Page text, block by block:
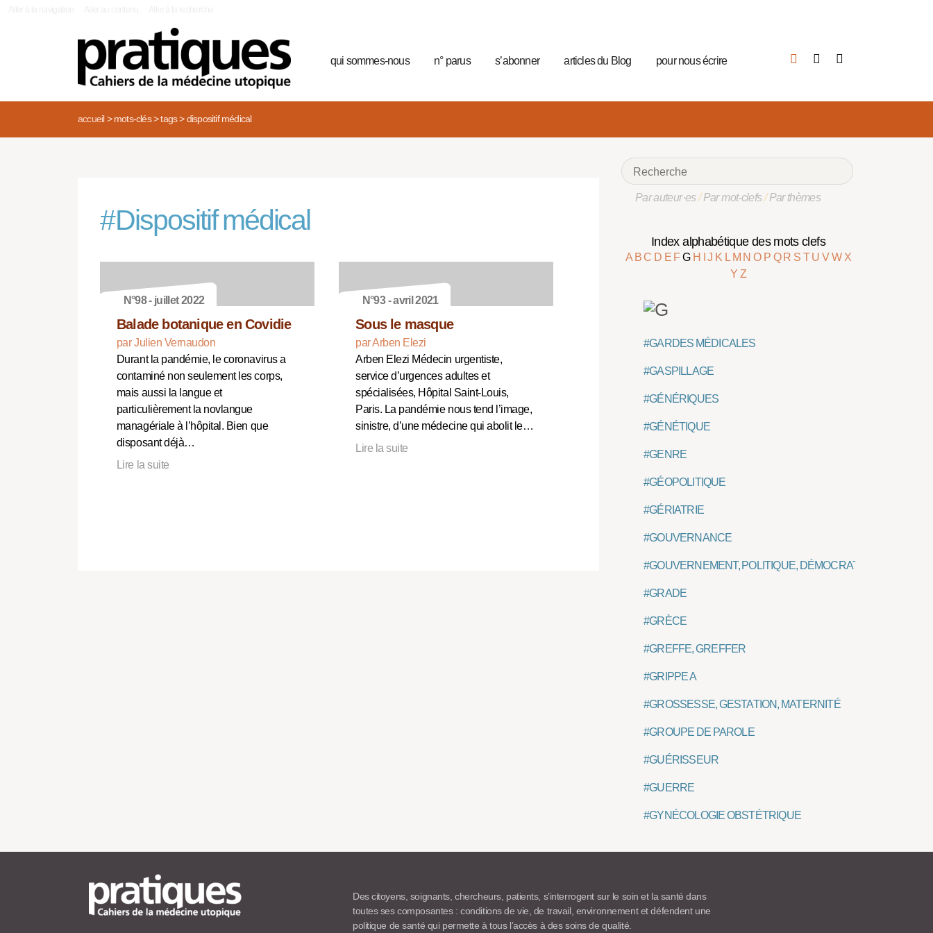
qui sommes-nous n° parus s’abonner articles du Blog pour nous écrire
accueil> mots-clés> tags> dispositif médical
#Dispositif médical
N°98 - juillet 2022
Balade botanique en Covidie
par Julien Vernaudon
Durant la pandémie, le coronavirus a
contaminé non seulement les corps,
mais aussi la langue et
particulièrement la novlangue
managériale à l’hôpital. Bien que
disposant déjà…
Lire la suite
N°93 - avril 2021
Sous le masque
par Arben Elezi
Arben Elezi Médecin urgentiste,
service d’urgences adultes et
spécialisées, Hôpital Saint-Louis,
Paris. La pandémie nous tend l’image,
sinistre, d’une médecine qui abolit le…
Lire la suite
Par auteur·es/Par mot-clefs/Par thèmes
Index alphabétique des mots clefs
A BC D E FG H IJ K L M NO P Q R S TUVW X
Y Z
#GARDES MÉDICALES
#GASPILLAGE
#GÉNÉRIQUES
#GÉNÉTIQUE
#GENRE
#GÉOPOLITIQUE
#GÉRIATRIE
#GOUVERNANCE
#GOUVERNEMENT, POLITIQUE, DÉMOCRATIE, ETAT
#GRADE
#GRÈCE
#GREFFE, GREFFER
#GRIPPE A
#GROSSESSE, GESTATION, MATERNITÉ
#GROUPE DE PAROLE
#GUÉRISSEUR
#GUERRE
#GYNÉCOLOGIE OBSTÉTRIQUE
Des citoyens, soignants, chercheurs, patients, s’interrogent sur le soin et la santé dans
toutes ses composantes : conditions de vie, de travail, environnement et défendent une
politique de santé qui permette à tous l’accès à des soins de qualité.